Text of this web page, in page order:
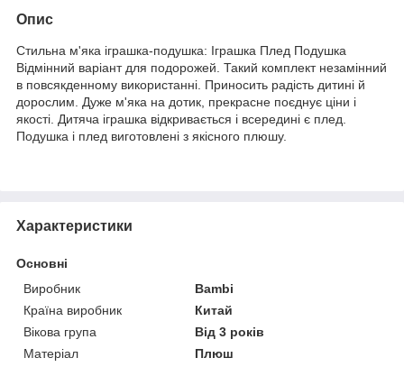
Опис
Стильна м'яка іграшка-подушка: Іграшка Плед Подушка
Відмінний варіант для подорожей. Такий комплект незамінний
в повсякденному використанні. Приносить радість дитині й
дорослим. Дуже м'яка на дотик, прекрасне поєднує ціни і
якості. Дитяча іграшка відкривається і всередині є плед.
Подушка і плед виготовлені з якісного плюшу.
Характеристики
Основні
Виробник
Bambi
Країна виробник
Китай
Вікова група
Від 3 років
Матеріал
Плюш